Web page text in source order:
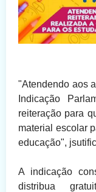
"Atendendo aos
Indicação
reiteração para
material escolar
educação",
A indicação
distribua